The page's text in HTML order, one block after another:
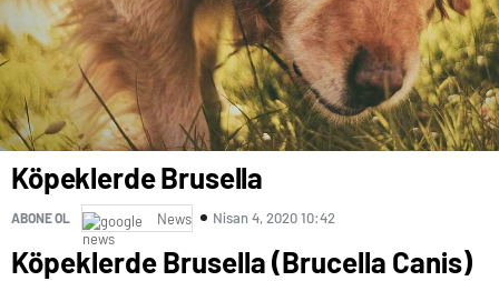
Köpeklerde Brusella
ABONE OL News Nisan 4, 2020 10:42
Köpeklerde Brusella (Brucella Canis)